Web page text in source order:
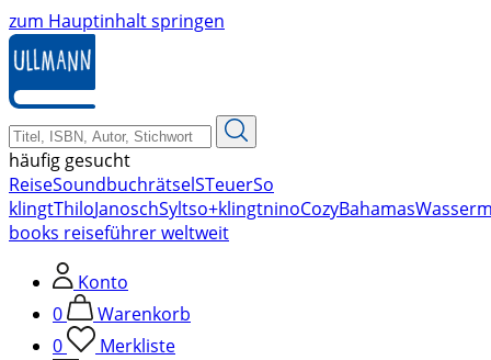
zum Hauptinhalt springen
häufig gesucht
ReiseSoundbuchrätselSTeuerSo
klingtThiloJanoschSyltso+klingtninoCozyBahamas
books reiseführer weltweit
Konto
0
Warenkorb
0
Merkliste